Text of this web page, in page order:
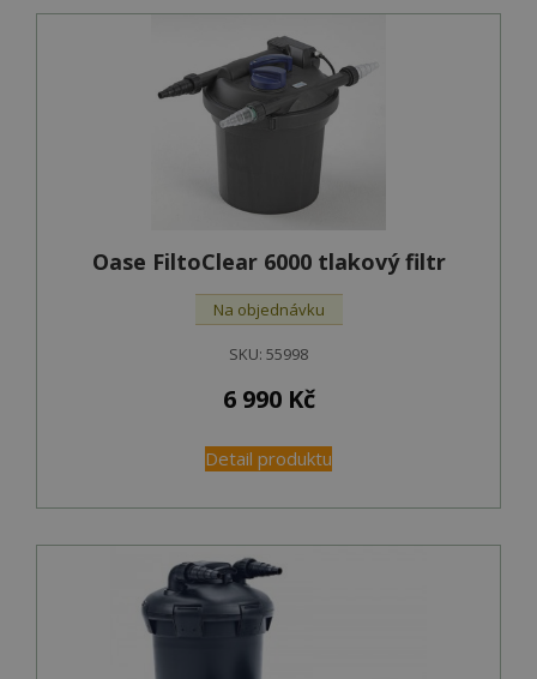
Oase FiltoClear 6000 tlakový filtr
Na objednávku
SKU: 55998
6 990 Kč
Detail produktu